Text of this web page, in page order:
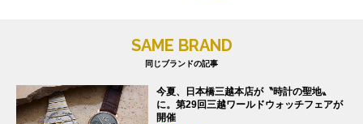
SAME BRAND
同じブランドの記事
今夏、日本橋三越本店が〝時計の聖地〟
に。第29回三越ワールドウォッチフェアが
開催